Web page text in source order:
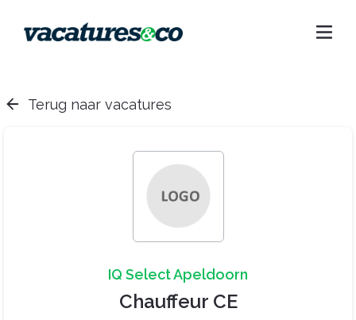
Terug naar vacatures
IQ Select Apeldoorn
Chauffeur CE